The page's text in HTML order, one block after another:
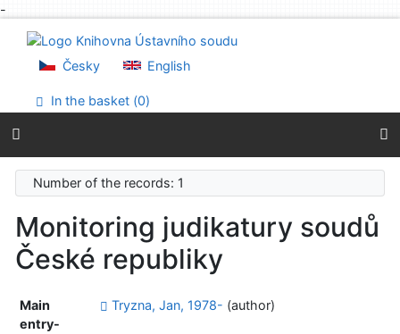
-
Go to menu
Accessibility declaration
Česky English
In the basket (0)
Number of the records: 1
Monitoring judikatury soudů
České republiky
Main
entry-
Tryzna, Jan, 1978- (author)